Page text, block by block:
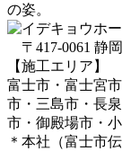
〒417-0061 静
【施工エリア】
富士市・富士宮
市・三島市・長
市・御殿場市・
＊本社（富士市